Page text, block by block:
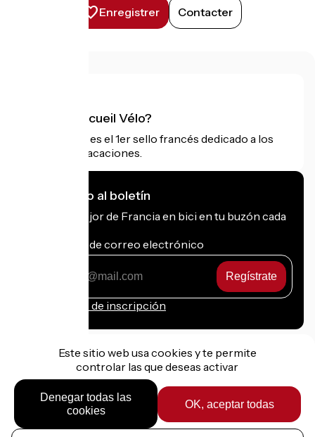
Enregistrer Contacter
¿Qué es Accueil Vélo?
Accueil Vélo es el 1er sello francés dedicado a los
ciclistas de vacaciones.
Me suscribo al boletín
Recibe lo mejor de Francia en bici en tu buzón cada
Mi dirección de correo electrónico
electrónico
Condiciones de inscripción
Financiado en el marco de Destination France
Este sitio web usa cookies y te permite
controlar las que deseas activar
OK, aceptar todas
Denegar todas las
cookies